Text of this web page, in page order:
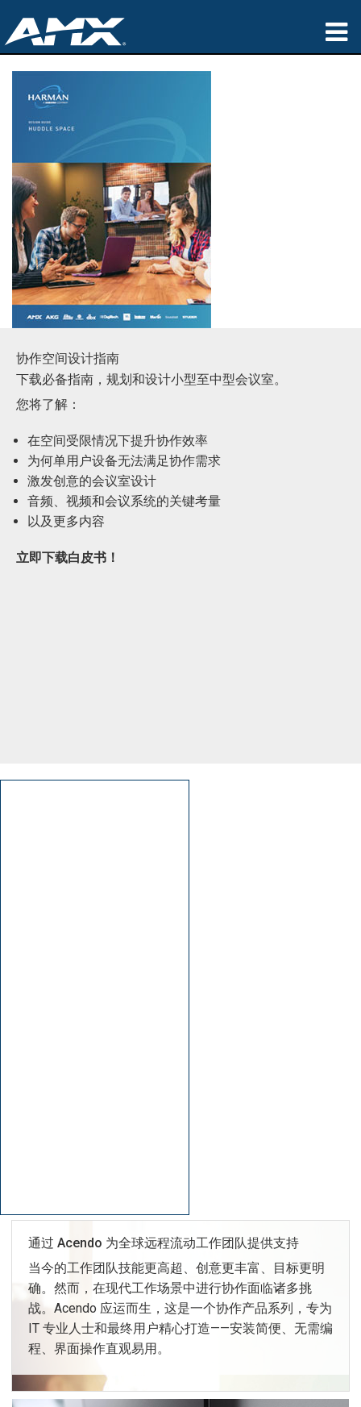
产品
应用领域
哪里购买
培训
支持
公司简介
语言/地区
协作空间设计指南
下载必备指南，规划和设计小型至中型会议室。
您将了解：
在空间受限情况下提升协作效率
为何单用户设备无法满足协作需求
激发创意的会议室设计
音频、视频和会议系统的关键考量
以及更多内容
立即下载白皮书！
通过 Acendo 为全球远程流动工作团队提供支持
当今的工作团队技能更高超、创意更丰富、目标更明
确。然而，在现代工作场景中进行协作面临诸多挑
战。Acendo 应运而生，这是一个协作产品系列，专为
IT 专业人士和最终用户精心打造——安装简便、无需编
程、界面操作直观易用。